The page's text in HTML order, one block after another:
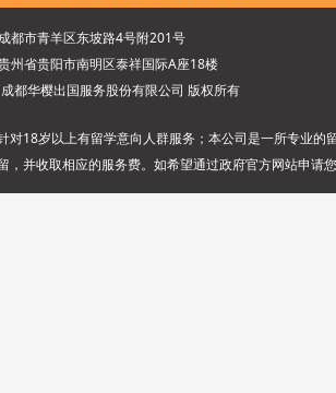
都市青羊区东坡路4号附201号
州省贵阳市南明区泰祥国际A座18楼
都华樱出国服务股份有限公司 版权所有
对18岁以上有留学意向人群服务；本公司是一所专业
，并收取相应的服务费。如希望通过政府官方网站申请